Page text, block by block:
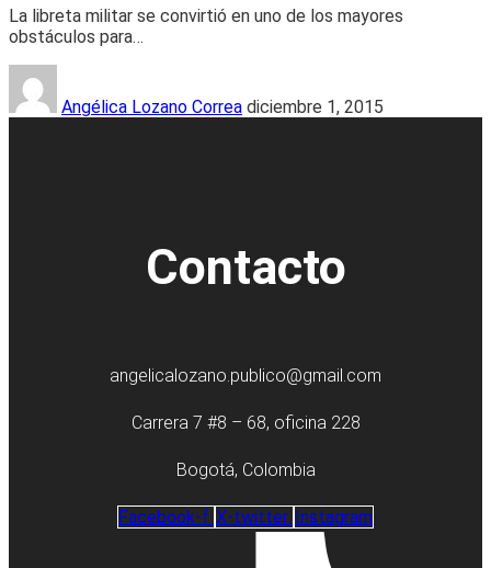
La libreta militar se convirtió en uno de los mayores
obstáculos para…
Angélica Lozano Correa diciembre 1, 2015
Contacto
angelicalozano.publico@gmail.com
Carrera 7 #8 – 68, oficina 228
Bogotá, Colombia
Facebook-f X-twitter Instagram